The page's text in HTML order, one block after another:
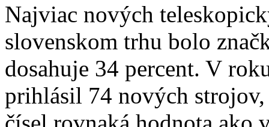
Najviac nových
slovenskom trhu bolo
dosahuje 34 percent. V
prihlásil 74 nových